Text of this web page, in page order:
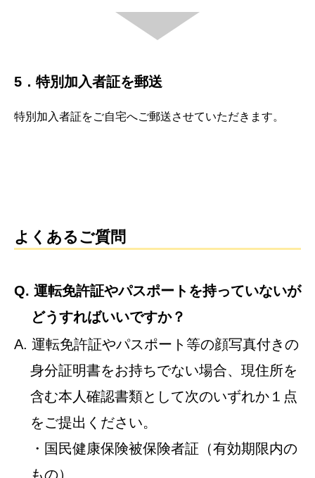
5．特別加入者証を郵送
特別加入者証をご自宅へご郵送させていただきます。
よくあるご質問
Q. 運転免許証やパスポートを持っていないが
どうすればいいですか？
A. 運転免許証やパスポート等の顔写真付きの
身分証明書をお持ちでない場合、現住所を
含む本人確認書類として次のいずれか１点
をご提出ください。
・国民健康保険被保険者証（有効期限内の
もの）